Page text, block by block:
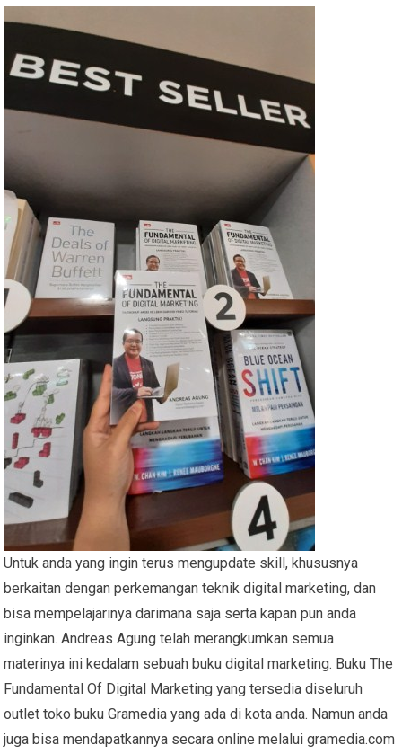
Untuk anda yang ingin terus mengupdate skill, khususnya
berkaitan dengan perkemangan teknik digital marketing, dan
bisa mempelajarinya darimana saja serta kapan pun anda
inginkan. Andreas Agung telah merangkumkan semua
materinya ini kedalam sebuah buku digital marketing. Buku The
Fundamental Of Digital Marketing yang tersedia diseluruh
outlet toko buku Gramedia yang ada di kota anda. Namun anda
juga bisa mendapatkannya secara online melalui gramedia.com